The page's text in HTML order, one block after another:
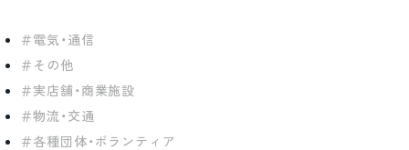
電気・通信
その他
実店舗・商業施設
物流・交通
各種団体・ボランティア